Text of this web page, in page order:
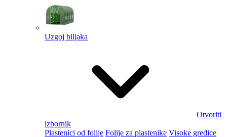
Uzgoj biljaka
Otvoriti
izbornik
Plastenici od folije Folije za plastenike Visoke gredice